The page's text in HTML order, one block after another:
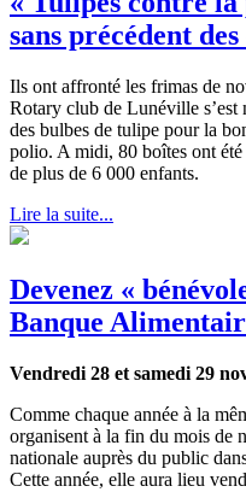
sans précédent
Ils ont affronté les frimas de
Rotary club de Lunéville
des bulbes de tulipe pour la
polio. A midi, 80 boîtes ont
de plus de 6 000 enfants.
Lire la suite...
Devenez «
Banque
Vendredi 28 et samedi 29
Comme chaque année à la
organisent à la fin du mois de
nationale auprès du public
Cette année, elle aura lieu